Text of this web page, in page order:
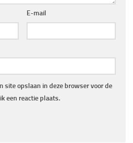
E-mail
site opslaan in deze browser voor de
een reactie plaats.